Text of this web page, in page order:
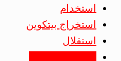
استخدام
استخراج بیتکوین
استقلال